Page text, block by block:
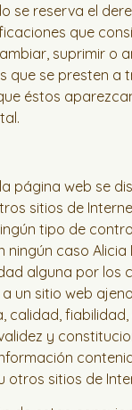
se reserva el
que
suprimir o
que se presten a
éstos
página web se
sitios de
tipo de
ningún caso
alguna por los
un sitio web
calidad, fiabilidad,
y
otros sitios de